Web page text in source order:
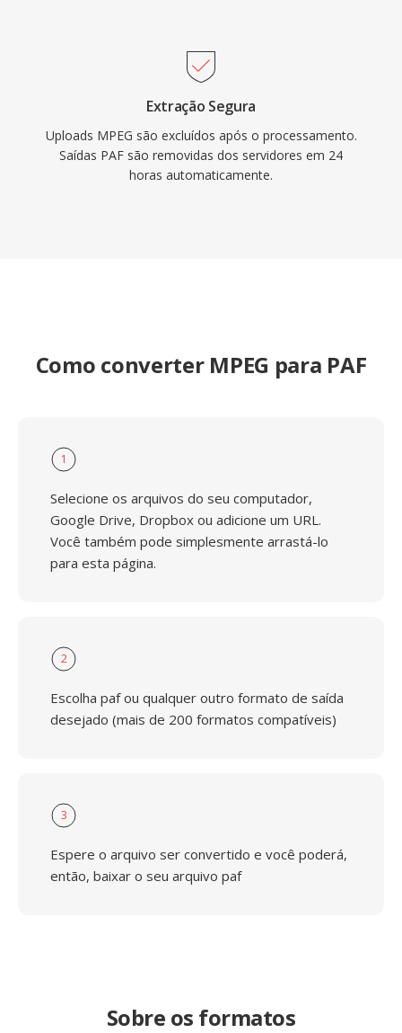
Extração Segura
Uploads MPEG são excluídos após o processamento.
Saídas PAF são removidas dos servidores em 24
horas automaticamente.
Como converter MPEG para PAF
1
Selecione os arquivos do seu computador,
Google Drive, Dropbox ou adicione um URL.
Você também pode simplesmente arrastá-lo
para esta página.
2
Escolha paf ou qualquer outro formato de saída
desejado (mais de 200 formatos compatíveis)
3
Espere o arquivo ser convertido e você poderá,
então, baixar o seu arquivo paf
Sobre os formatos